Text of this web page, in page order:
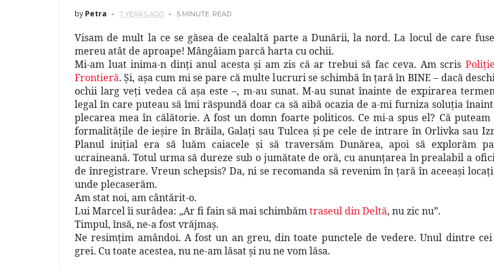
by Petra 7 YEARS AGO 5 MINUTE READ
Visam de mult la ce se găsea de cealaltă parte a Dunării, la nord. La locul de care
mereu atât de aproape! Mângâiam parcă harta cu ochii.
Mi-am luat inima-n dinţi anul acesta şi am zis că ar trebui să fac ceva. Am scris
Frontieră. Şi, aşa cum mi se pare că multe lucruri se schimbă în ţară în BINE – dacă
ochii larg veţi vedea că aşa este –, m-au sunat. M-au sunat înainte de expirarea
legal în care puteau să îmi răspundă doar ca să aibă ocazia de a-mi furniza soluţia
plecarea mea în călătorie. A fost un domn foarte politicos. Ce mi-a spus el? Că puteam
formalităţile de ieşire în Brăila, Galaţi sau Tulcea şi pe cele de intrare în Orlivka sau
Planul iniţial era să luăm caiacele şi să traversăm Dunărea, apoi să explorăm
ucraineană. Totul urma să dureze sub o jumătate de oră, cu anunţarea în prealabil a
de înregistrare. Vreun schepsis? Da, ni se recomanda să revenim în ţară în aceeaşi
unde plecaserăm.
Am stat noi, am cântărit-o.
Lui Marcel îi surâdea: „Ar fi fain să mai schimbămtraseul din Deltă, nu zic nu”.
Timpul, însă, ne-a fost vrăjmaş.
Ne resimţim amândoi. A fost un an greu, din toate punctele de vedere. Unul dintre
grei. Cu toate acestea, nu ne-am lăsat şi nu ne vom lăsa.